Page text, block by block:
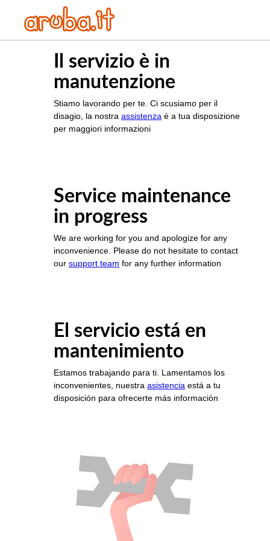
Il servizio è in
manutenzione
Stiamo lavorando per te. Ci scusiamo per il
disagio, la nostra assistenza è a tua disposizione
per maggiori informazioni
Service maintenance
in progress
We are working for you and apologize for any
inconvenience. Please do not hesitate to contact
our support team for any further information
El servicio está en
mantenimiento
Estamos trabajando para ti. Lamentamos los
inconvenientes, nuestra asistencia está a tu
disposición para ofrecerte más información